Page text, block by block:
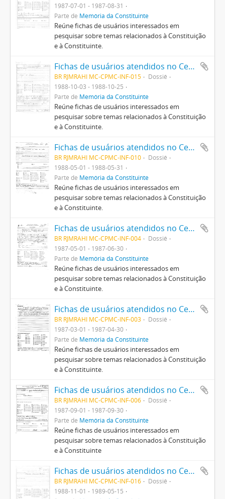
1987-07-01 - 1987-08-31
Parte de Memória da Constituinte
Reúne fichas de usuários interessados em
pesquisar sobre temas relacionados à Constituição
e à Constituinte.
Fichas de usuários atendidos no Centro Pró-Memória da Constituinte
BR RJMRAHI MC-CPMC-INF-015
Dossiê
1988-10-03 - 1988-10-25
Parte de Memória da Constituinte
Reúne fichas de usuários interessados em
pesquisar sobre temas relacionados à Constituição
e à Constituinte.
Fichas de usuários atendidos no Centro Pró-Memória da Constituinte
BR RJMRAHI MC-CPMC-INF-010
Dossiê
1988-05-01 - 1988-05-31
Parte de Memória da Constituinte
Reúne fichas de usuários interessados em
pesquisar sobre temas relacionados à Constituição
e à Constituinte.
Fichas de usuários atendidos no Centro Pró-Memória da Constituinte
BR RJMRAHI MC-CPMC-INF-004
Dossiê
1987-05-01 - 1987-06-30
Parte de Memória da Constituinte
Reúne fichas de usuários interessados em
pesquisar sobre temas relacionados à Constituição
e à Constituinte.
Fichas de usuários atendidos no Centro Pró-Memória da Constituinte
BR RJMRAHI MC-CPMC-INF-003
Dossiê
1987-03-01 - 1987-04-30
Parte de Memória da Constituinte
Reúne fichas de usuários interessados em
pesquisar sobre temas relacionados à Constituição
e à Constituinte.
Fichas de usuários atendidos no Centro Pró-Memória da Constituinte
BR RJMRAHI MC-CPMC-INF-006
Dossiê
1987-09-01 - 1987-09-30
Parte de Memória da Constituinte
Reúne fichas de usuários interessados em
pesquisar sobre temas relacionados à Constituição
e à Constituinte
Fichas de usuários atendidos no Centro Pró-Memória da Constituinte
BR RJMRAHI MC-CPMC-INF-016
Dossiê
1988-11-01 - 1989-05-15